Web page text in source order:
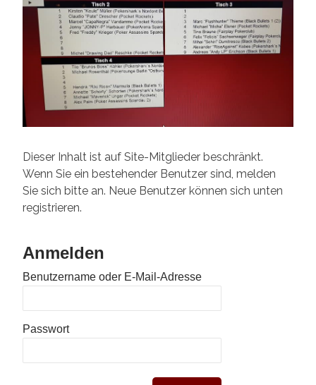
Dieser Inhalt ist auf Site-Mitglieder beschränkt.
Wenn Sie ein bestehender Benutzer sind, melden
Sie sich bitte an. Neue Benutzer können sich unten
registrieren.
Anmelden
Benutzername oder E-Mail-Adresse
Passwort